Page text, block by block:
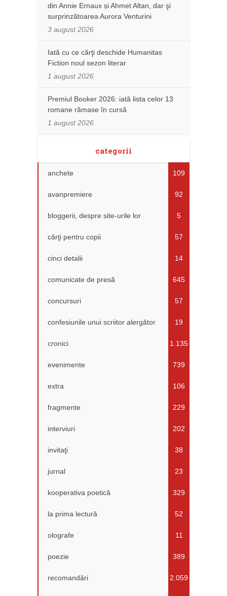
din Annie Ernaux și Ahmet Altan, dar şi
surprinzătoarea Aurora Venturini
3 august 2026
Iată cu ce cărţi deschide Humanitas
Fiction noul sezon literar
1 august 2026
Premiul Booker 2026: iată lista celor 13
romane rămase în cursă
1 august 2026
categorii
anchete 109
avanpremiere 92
bloggerii, despre site-urile lor 5
cărţi pentru copii 57
cinci detalii 14
comunicate de presă 645
concursuri 57
confesiunile unui scriitor alergător 19
cronici 1.135
evenimente 739
extra 106
fragmente 229
interviuri 202
invitaţi 38
jurnal 23
kooperativa poetică 329
la prima lectură 52
olografe 11
poezie 389
recomandări 2.059